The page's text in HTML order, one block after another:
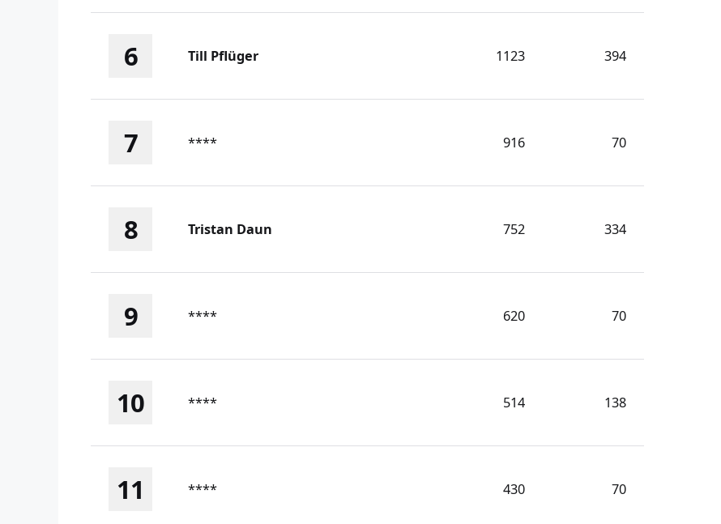
6 Till Pflüger 1123 394
7 **** 916 70
8 Tristan Daun 752 334
9 **** 620 70
10 **** 514 138
11 **** 430 70